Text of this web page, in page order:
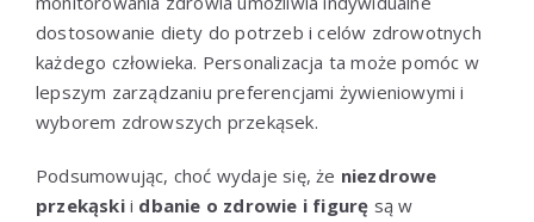
dostosowanie diety do potrzeb i celów zdrowotnych
każdego człowieka. Personalizacja ta może pomóc w
lepszym zarządzaniu preferencjami żywieniowymi i
wyborem zdrowszych przekąsek.
Podsumowując, choć wydaje się, że niezdrowe
przekąskii dbanie o zdrowie i figurę są w